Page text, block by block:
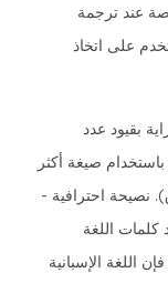
عند ترجمة
على اتخاذ
بقيود عدد
صيغة أكثر
نصيحة احترافية -
اللغة
اللغة الإسبانية